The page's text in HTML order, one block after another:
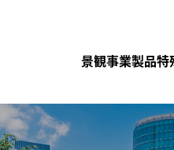
景観事業製品特